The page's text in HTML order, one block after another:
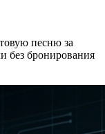
песню за
без бронирования